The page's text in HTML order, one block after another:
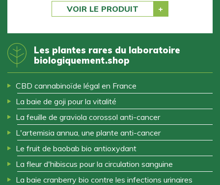
VOIR LE PRODUIT
Les plantes rares du laboratoire
biologiquement.shop
CBD cannabinoïde légal en France
La baie de goji pour la vitalité
La feuille de graviola corossol anti-cancer
L'artemisia annua, une plante anti-cancer
Le fruit de baobab bio antioxydant
La fleur d'hibiscus pour la circulation sanguine
La baie cranberry bio contre les infections urinaires